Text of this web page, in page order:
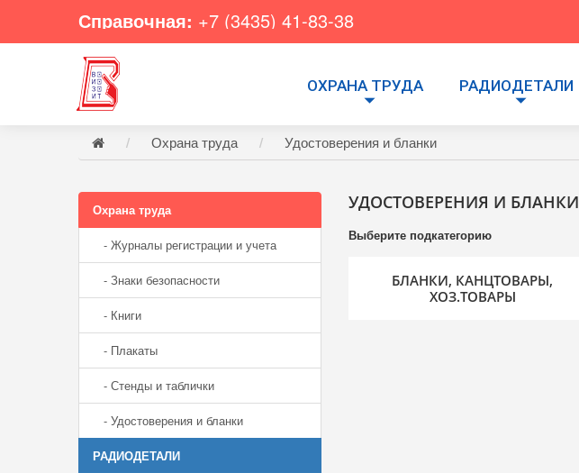
Справочная: +7 (3435) 41-83-38
ОХРАНА ТРУДА РАДИОДЕТАЛИ
Охрана труда Удостоверения и бланки
Охрана труда
- Журналы регистрации и учета
- Знаки безопасности
- Книги
- Плакаты
- Стенды и таблички
- Удостоверения и бланки
РАДИОДЕТАЛИ
УДОСТОВЕРЕНИЯ И БЛАНКИ
Выберите подкатегорию
БЛАНКИ, КАНЦТОВАРЫ,
ХОЗ.ТОВАРЫ